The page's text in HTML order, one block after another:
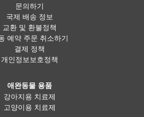
문의하기
국제 배송 정보
교환 및 환불정책
예약 주문 취소하기
결제 정책
개인정보보호정책
애완동물 용품
강아지용 치료제
고양이용 치료제